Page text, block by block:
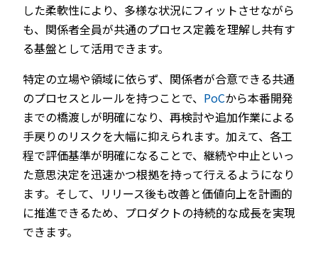
した柔軟性により、多様な状況にフィットさせながら
も、関係者全員が共通のプロセス定義を理解し共有す
る基盤として活用できます。
特定の立場や領域に依らず、関係者が合意できる共通
のプロセスとルールを持つことで、 PoCから本番開発
までの橋渡しが明確になり、再検討や追加作業による
手戻りのリスクを大幅に抑えられます。加えて、各工
程で評価基準が明確になることで、継続や中止といっ
た意思決定を迅速かつ根拠を持って行えるようになり
ます。そして、リリース後も改善と価値向上を計画的
に推進できるため、プロダクトの持続的な成長を実現
できます。